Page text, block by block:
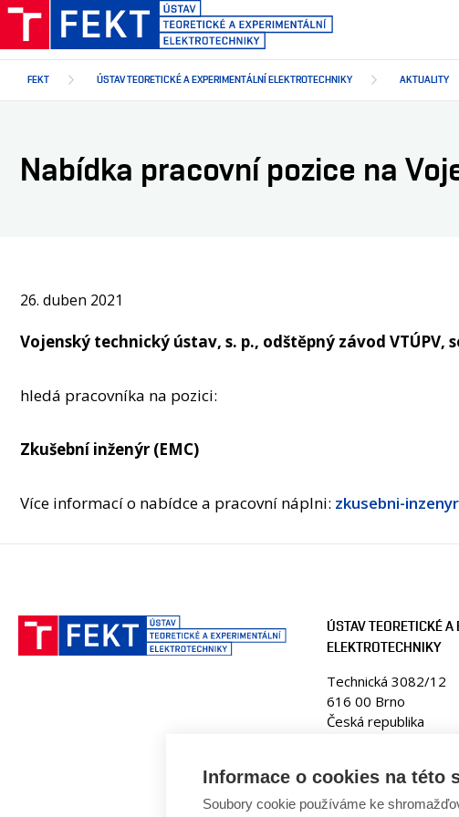
Přejít
hlavnímu
FEKT ÚSTAV TEORETICKÉ A EXPERIMENTÁLNÍ ELEKTROTECHNIKY AKTUALITY
Nabídka pracovní pozice na
26. duben 2021
Vojenský technický ústav, s. p., odštěpný závod VTÚPV,
hledá pracovníka na pozici:
Zkušební inženýr (EMC)
Více informací o nabídce a pracovní náplni: zkusebni-
ÚSTAV TEORETICKÉ A
ELEKTROTECHNIKY
Technická 3082/12
616 00 Brno
Česká republika
E-mail:fekt-
Tel: +420 541 146
Informace o cookies na této
Soubory cookie používáme ke